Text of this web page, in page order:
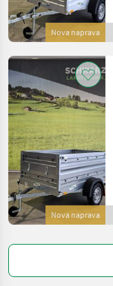
Nova naprava
Nova naprava